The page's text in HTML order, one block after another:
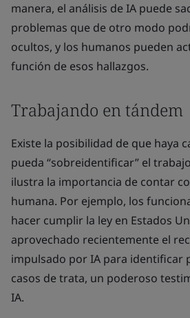
manera, el análisis de IA puede
problemas que de otro modo
ocultos, y los humanos pueden
función de esos hallazgos.
Trabajando en tándem
Existe la posibilidad de que haya
pueda “sobreidentificar” el
ilustra la importancia de contar
humana. Por ejemplo, los
hacer cumplir la ley en Estados
aprovechado recientemente el
impulsado por IA para identificar
casos de trata, un poderoso
IA.